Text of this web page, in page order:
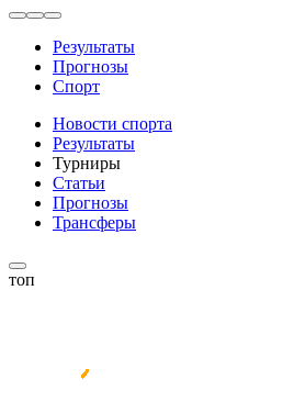
Результаты
Прогнозы
Спорт
Новости спорта
Результаты
Турниры
Статьи
Прогнозы
Трансферы
топ